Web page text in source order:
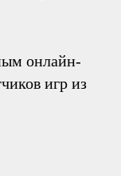
онлайн-
игр из